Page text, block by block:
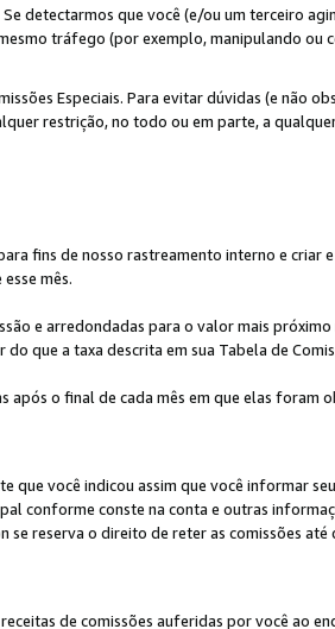
detectarmos que você (e/ou um terceiro
tráfego (por exemplo, manipulando ou
Especiais. Para evitar dúvidas (e não
restrição, no todo ou em parte, a
fins de nosso rastreamento interno e criar
mês.
e arredondadas para o valor mais próximo
que a taxa descrita em sua Tabela de
após o final de cada mês em que elas foram
que você indicou assim que você informar
conforme conste na conta e outras
se reserva o direito de reter as comissões até
de comissões auferidas por você ao